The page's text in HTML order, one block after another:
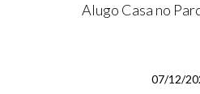
Alugo Casa no
07/12/